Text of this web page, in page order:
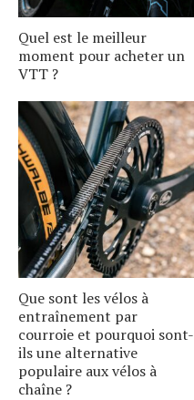
Quel est le meilleur
moment pour acheter un
VTT ?
Que sont les vélos à
entraînement par
courroie et pourquoi sont-
ils une alternative
populaire aux vélos à
chaîne ?